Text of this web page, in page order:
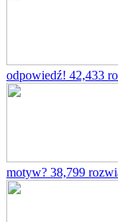
odpowiedź! 42,433
motyw? 38,799